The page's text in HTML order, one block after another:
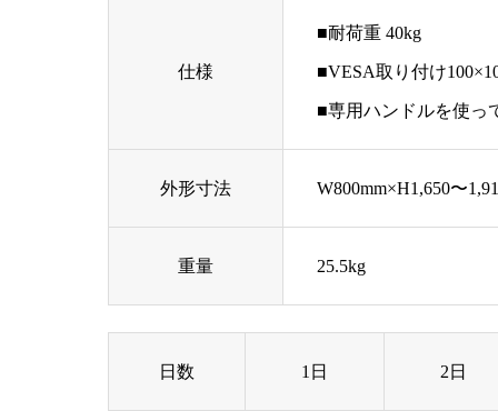
仕様
■耐荷重 40kg
■VESA取り付け
■専用ハンドルを使っ
外形寸法 W800mm×H1,650〜
重量 25.5kg
日数 1日 2日